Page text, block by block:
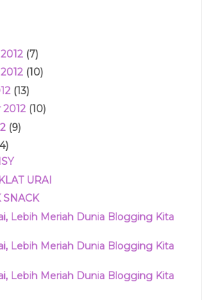
(7)
(10)
(13)
(10)
(9)
URAI
SNACK
Lebih Meriah Dunia Blogging Kita
Lebih Meriah Dunia Blogging Kita
Lebih Meriah Dunia Blogging Kita